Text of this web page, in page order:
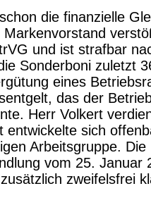
die finanzielle
Markenvorstand
und ist strafbar
Sonderboni zuletzt
eines
das der
Herr Volkert
entwickelte sich
Arbeitsgruppe.
vom 25. Januar
zweifelsfrei